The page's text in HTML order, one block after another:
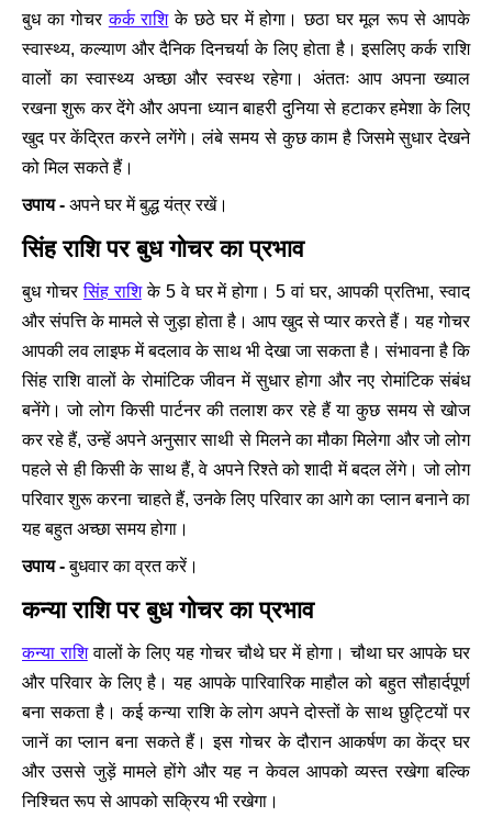
बुध का गोचर कर्क राशिके छठे घर में होगा। छठा घर मूल रूप से आपके
स्वास्थ्य, कल्याण और दैनिक दिनचर्या के लिए होता है। इसलिए कर्क राशि
वालों का स्वास्थ्य अच्छा और स्वस्थ रहेगा। अंततः आप अपना ख्याल
रखना शुरू कर देंगे और अपना ध्यान बाहरी दुनिया से हटाकर हमेशा के लिए
खुद पर केंद्रित करने लगेंगे। लंबे समय से कुछ काम है जिसमे सुधार देखने
को मिल सकते हैं।
उपाय - अपने घर में बुद्ध यंत्र रखें।
सिंह राशि पर बुध गोचर का प्रभाव
बुध गोचर सिंह राशिके 5 वे घर में होगा। 5 वां घर, आपकी प्रतिभा, स्वाद
और संपत्ति के मामले से जुड़ा होता है। आप खुद से प्यार करते हैं। यह गोचर
आपकी लव लाइफ में बदलाव के साथ भी देखा जा सकता है। संभावना है कि
सिंह राशि वालों के रोमांटिक जीवन में सुधार होगा और नए रोमांटिक संबंध
बनेंगे। जो लोग किसी पार्टनर की तलाश कर रहे हैं या कुछ समय से खोज
कर रहे हैं, उन्हें अपने अनुसार साथी से मिलने का मौका मिलेगा और जो लोग
पहले से ही किसी के साथ हैं, वे अपने रिश्ते को शादी में बदल लेंगे। जो लोग
परिवार शुरू करना चाहते हैं, उनके लिए परिवार का आगे का प्लान बनाने का
यह बहुत अच्छा समय होगा।
उपाय -बुधवार का व्रत करें।
कन्या राशि पर बुध गोचर का प्रभाव
कन्या राशिवालों के लिए यह गोचर चौथे घर में होगा। चौथा घर आपके घर
और परिवार के लिए है। यह आपके पारिवारिक माहौल को बहुत सौहार्दपूर्ण
बना सकता है। कई कन्या राशि के लोग अपने दोस्तों के साथ छुट्टियों पर
जानें का प्लान बना सकते हैं। इस गोचर के दौरान आकर्षण का केंद्र घर
और उससे जुड़ें मामले होंगे और यह न केवल आपको व्यस्त रखेगा बल्कि
निश्चित रूप से आपको सक्रिय भी रखेगा।